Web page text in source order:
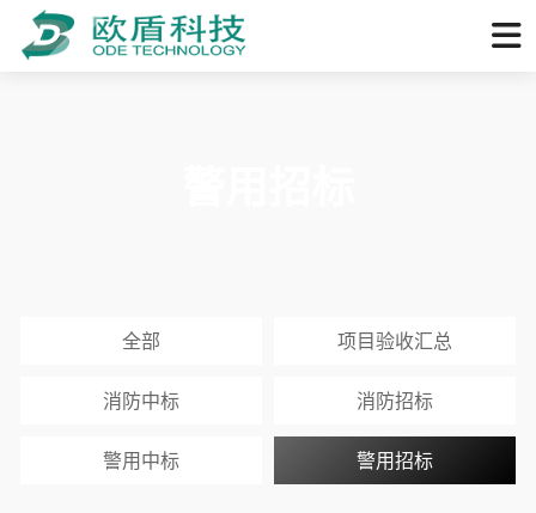
全部 项目验收汇总
消防中标 消防招标
警用中标 警用招标